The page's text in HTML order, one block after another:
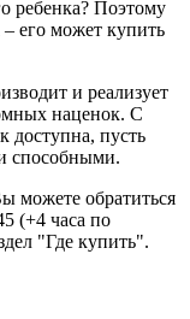
ребенка? Поэтому
его может купить
и реализует
наценок. С
доступна, пусть
способными.
можете обратиться
(+4 часа по
"Где купить".